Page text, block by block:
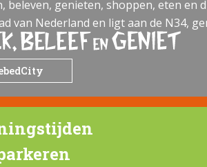
beleven, genieten, shoppen, eten
van Nederland en ligt aan de N34,